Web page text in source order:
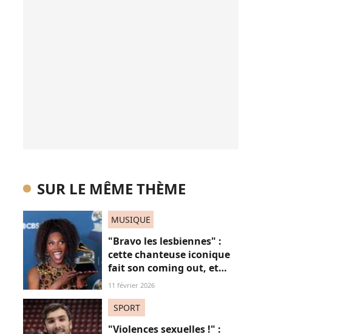
SUR LE MÊME THÈME
MUSIQUE
"Bravo les lesbiennes" :
cette chanteuse iconique
fait son coming out, et
non, on ne "s'en fout" pas
11 février 2026
SPORT
"Violences sexuelles !" :